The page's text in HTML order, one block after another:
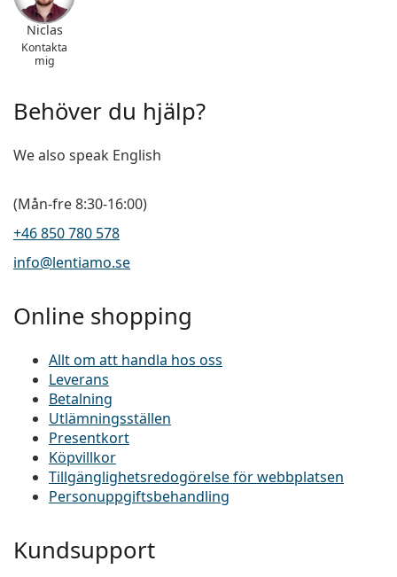
Niclas
Kontakta
mig
Behöver du hjälp?
We also speak English
(Mån-fre 8:30-16:00)
+46 850 780 578
info@lentiamo.se
Online shopping
Allt om att handla hos oss
Leverans
Betalning
Utlämningsställen
Presentkort
Köpvillkor
Tillgänglighetsredogörelse för webbplatsen
Personuppgiftsbehandling
Kundsupport